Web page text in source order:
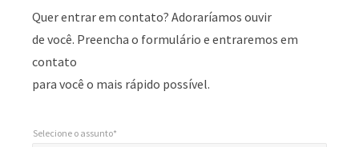
Quer entrar em contato? Adoraríamos ouvir
de você. Preencha o formulário e entraremos em
contato
para você o mais rápido possível.
Selecione o assunto*